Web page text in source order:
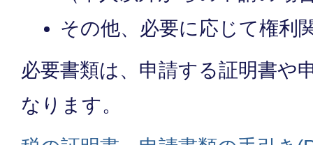
その他、必要に応じて権利
必要書類は、申請する証明書や
なります。